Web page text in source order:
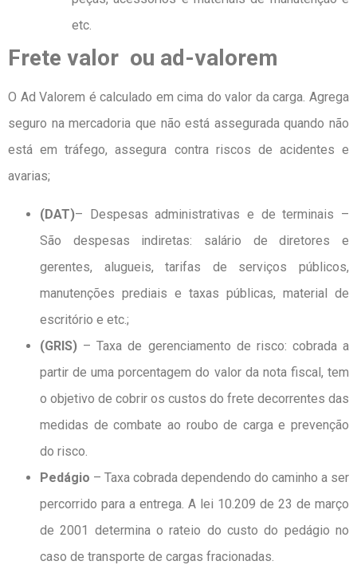
etc.
Frete valor ou ad-valorem
O Ad Valorem é calculado em cima do valor da carga. Agrega
seguro na mercadoria que não está assegurada quando não
está em tráfego, assegura contra riscos de acidentes e
avarias;
(DAT)– Despesas administrativas e de terminais –
São despesas indiretas: salário de diretores e
gerentes, alugueis, tarifas de serviços públicos,
manutenções prediais e taxas públicas, material de
escritório e etc.;
(GRIS) – Taxa de gerenciamento de risco: cobrada a
partir de uma porcentagem do valor da nota fiscal, tem
o objetivo de cobrir os custos do frete decorrentes das
medidas de combate ao roubo de carga e prevenção
do risco.
Pedágio – Taxa cobrada dependendo do caminho a ser
percorrido para a entrega. A lei 10.209 de 23 de março
de 2001 determina o rateio do custo do pedágio no
caso de transporte de cargas fracionadas.